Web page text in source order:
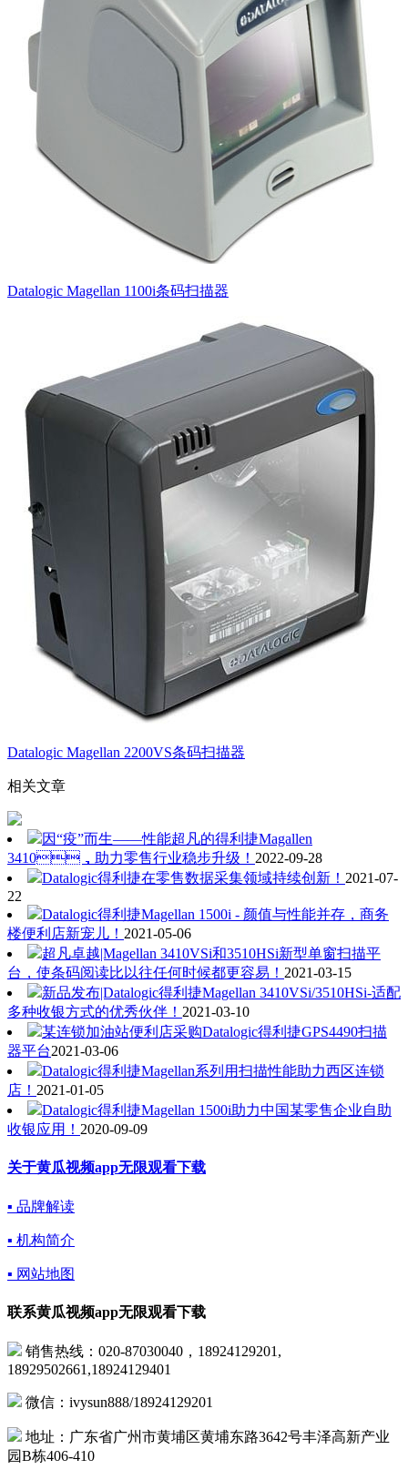
Datalogic Magellan 1100i条码扫描器
Datalogic Magellan 2200VS条码扫描器
相关文章
因“疫”而生——性能超凡的得利捷Magallen
3410，助力零售行业稳步升级！ 2022-09-28
Datalogic得利捷在零售数据采集领域持续创新！ 2021-07-
22
Datalogic得利捷Magellan 1500i - 颜值与性能并存，商务
楼便利店新宠儿！ 2021-05-06
超凡卓越|Magellan 3410VSi和3510HSi新型单窗扫描平
台，使条码阅读比以往任何时候都更容易！ 2021-03-15
新品发布|Datalogic得利捷Magellan 3410VSi/3510HSi-适配
多种收银方式的优秀伙伴！ 2021-03-10
某连锁加油站便利店采购Datalogic得利捷GPS4490扫描
器平台2021-03-06
Datalogic得利捷Magellan系列用扫描性能助力西区连锁
店！ 2021-01-05
Datalogic得利捷Magellan 1500i助力中国某零售企业自助
收银应用！ 2020-09-09
关于黄瓜视频app无限观看下载
▪ 品牌解读
▪ 机构简介
▪ 网站地图
联系黄瓜视频app无限观看下载
销售热线：020-87030040，18924129201,
18929502661,18924129401
微信：ivysun888/18924129201
地址：广东省广州市黄埔区黄埔东路3642号丰泽高新产业
园B栋406-410